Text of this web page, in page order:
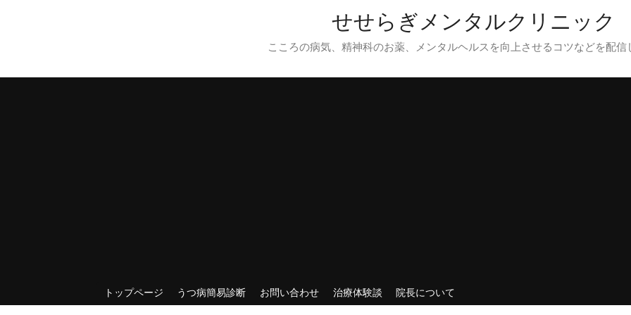
せせらぎメンタルクリニック
こころの病気、精神科のお薬、メンタルヘルスを向上させるコツなどを配信
トップページ うつ病簡易診断 お問い合わせ 治療体験談 院長について